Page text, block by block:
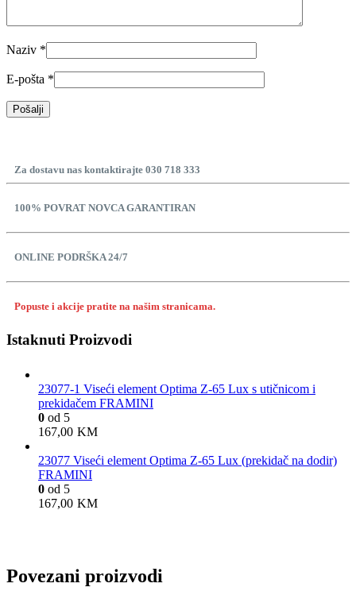
Naziv *
E-pošta *
Za dostavu nas kontaktirajte 030 718 333
100% POVRAT NOVCA GARANTIRAN
ONLINE PODRŠKA 24/7
Popuste i akcije pratite na našim stranicama.
Istaknuti Proizvodi
23077-1 Viseći element Optima Z-65 Lux s utičnicom i
prekidačem FRAMINI
0 od 5
167,00 KM
23077 Viseći element Optima Z-65 Lux (prekidač na dodir)
FRAMINI
0 od 5
167,00 KM
Povezani proizvodi